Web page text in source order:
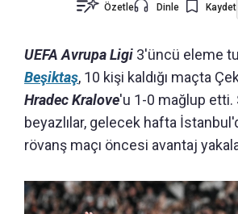
Özetle Dinle Kaydet
UEFA Avrupa Ligi 3'üncü eleme
Beşiktaş, 10 kişi kaldığı maçta
Hradec Kralove'u 1-0 mağlup etti.
beyazlılar, gelecek hafta
rövanş maçı öncesi avantaj